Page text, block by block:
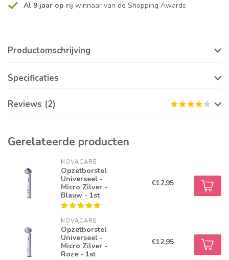
Al 9 jaar op rij winnaar van de Shopping Awards
Productomschrijving
Specificaties
Reviews (2)
Gerelateerde producten
NOVACARE
Opzetborstel
Universeel -
Micro Zilver -
Blauw - 1st
€12,95
NOVACARE
Opzetborstel
Universeel -
Micro Zilver -
Roze - 1st
€12,95